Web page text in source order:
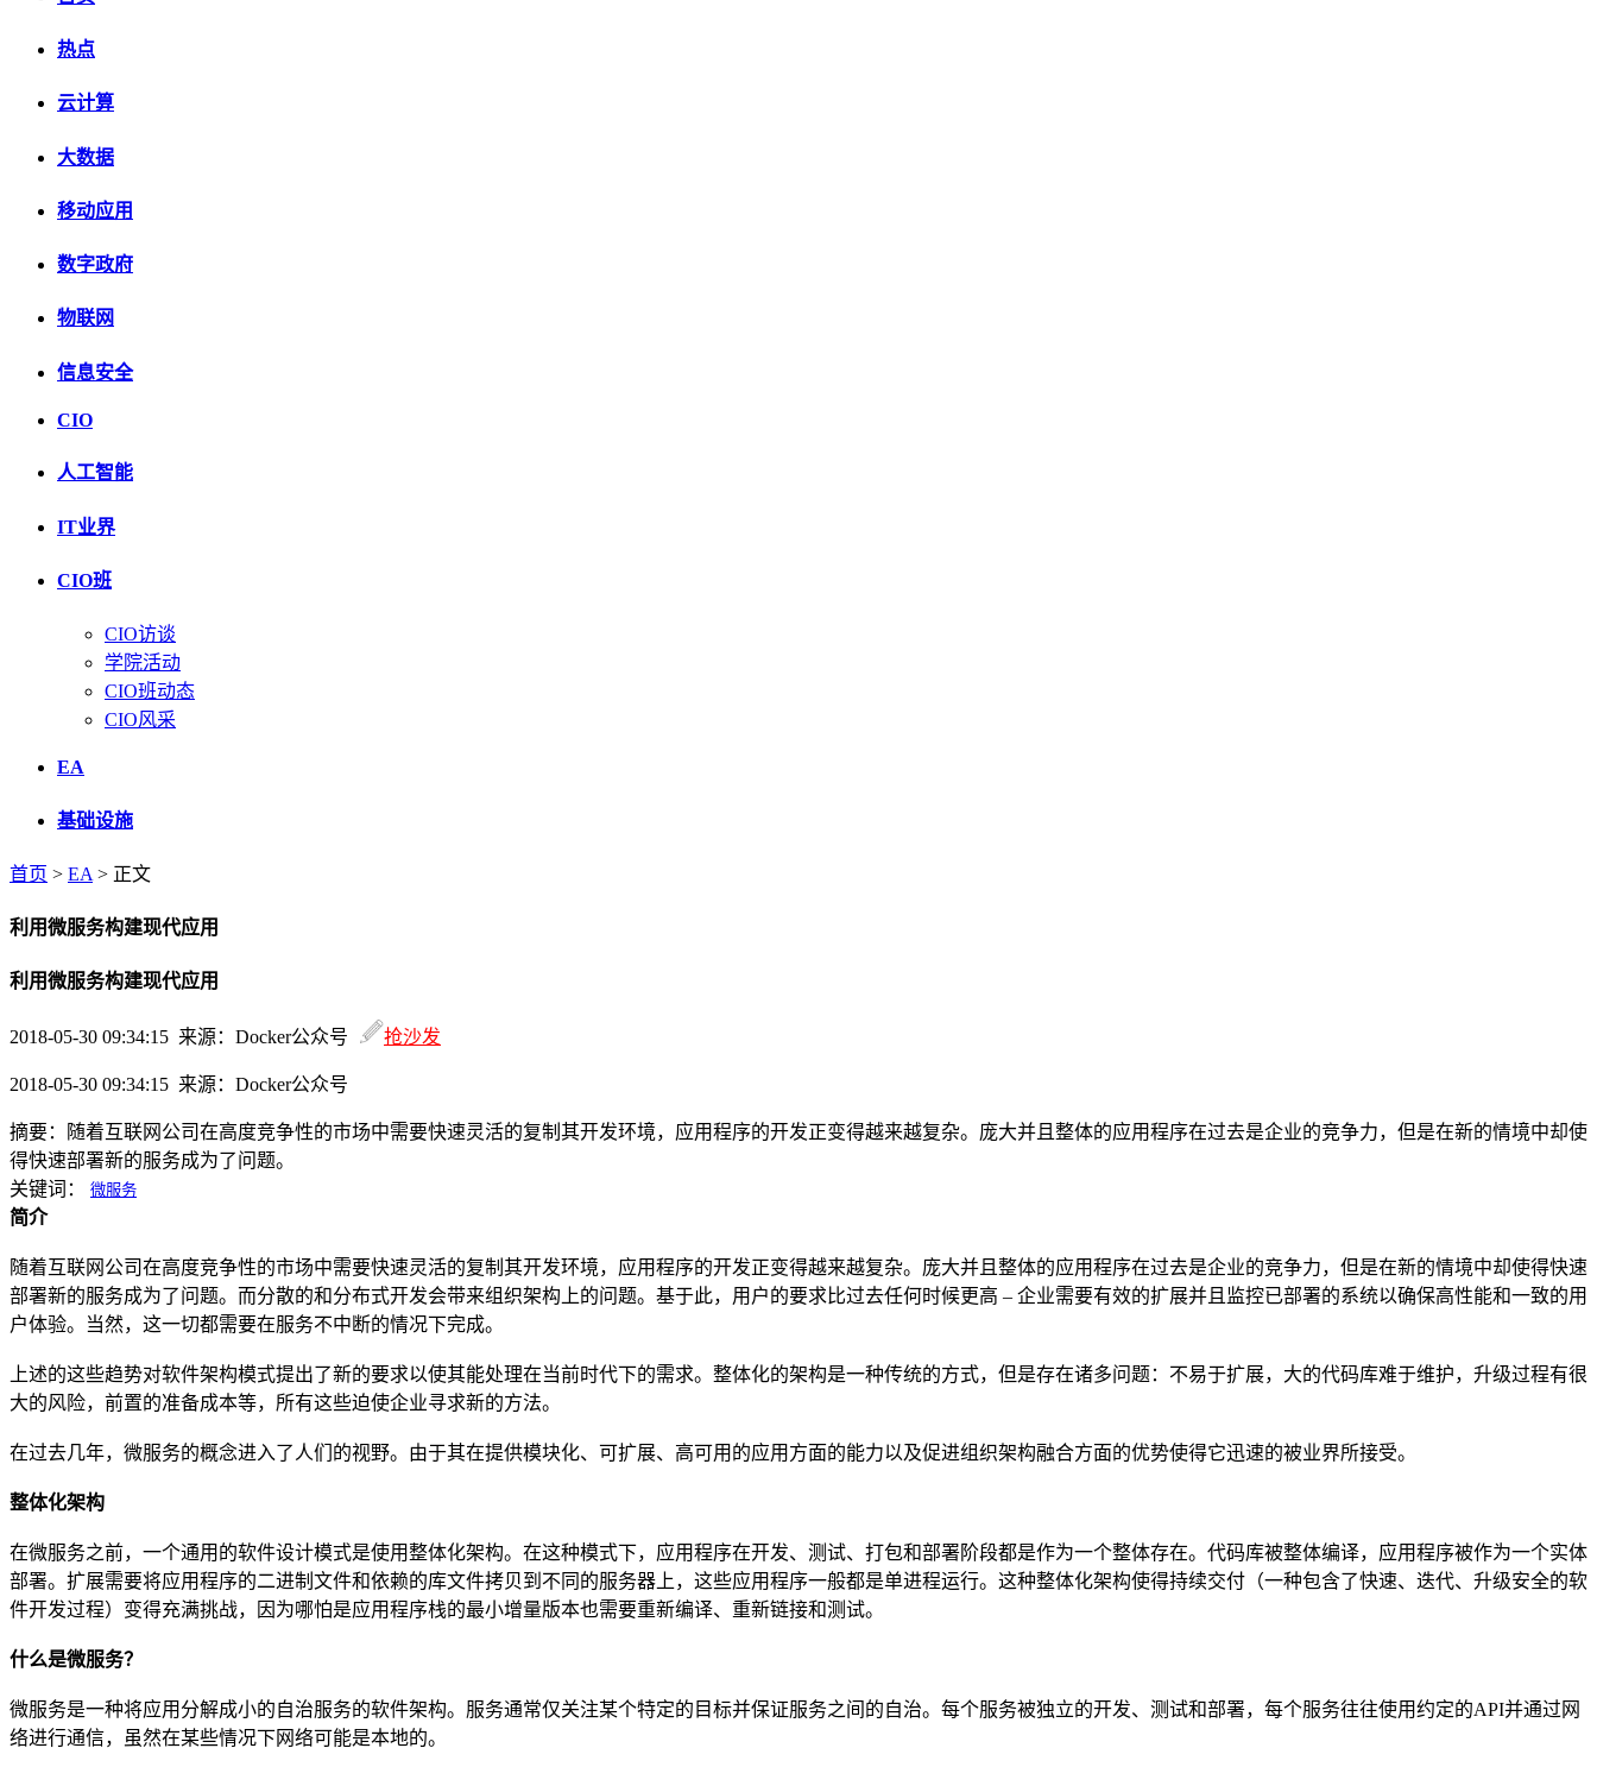
热点
云计算
大数据
移动应用
数字政府
物联网
信息安全
CIO
人工智能
IT业界
CIO班
CIO访谈
学院活动
CIO班动态
CIO风采
EA
基础设施
首页 > EA > 正文
利用微服务构建现代应用
利用微服务构建现代应用
2018-05-30 09:34:15 来源：Docker公众号 抢沙发
2018-05-30 09:34:15 来源：Docker公众号
摘要：
随着互联网公司在高度竞争性的市场中需要快速灵活的复制其开发环境，应用程序的开发正变得越来越复杂。庞大并且整体的应用程序在过去是企业的竞争力，但是在新的情境中却使
得快速部署新的服务成为了问题。
关键词：
微服务
简介
随着互联网公司在高度竞争性的市场中需要快速灵活的复制其开发环境，应用程序的开发正变得越来越复杂。庞大并且整体的应用程序在过去是企业的竞争力，但是在新的情境中却使得快速
部署新的服务成为了问题。而分散的和分布式开发会带来组织架构上的问题。基于此，用户的要求比过去任何时候更高 – 企业需要有效的扩展并且监控已部署的系统以确保高性能和一致的用
户体验。当然，这一切都需要在服务不中断的情况下完成。
上述的这些趋势对软件架构模式提出了新的要求以使其能处理在当前时代下的需求。整体化的架构是一种传统的方式，但是存在诸多问题：不易于扩展，大的代码库难于维护，升级过程有很
大的风险，前置的准备成本等，所有这些迫使企业寻求新的方法。
在过去几年，微服务的概念进入了人们的视野。由于其在提供模块化、可扩展、高可用的应用方面的能力以及促进组织架构融合方面的优势使得它迅速的被业界所接受。
整体化架构
在微服务之前，一个通用的软件设计模式是使用整体化架构。在这种模式下，应用程序在开发、测试、打包和部署阶段都是作为一个整体存在。代码库被整体编译，应用程序被作为一个实体
部署。扩展需要将应用程序的二进制文件和依赖的库文件拷贝到不同的服务器上，这些应用程序一般都是单进程运行。这种整体化架构使得持续交付（一种包含了快速、迭代、升级安全的软
件开发过程）变得充满挑战，因为哪怕是应用程序栈的最小增量版本也需要重新编译、重新链接和测试。
什么是微服务？
微服务是一种将应用分解成小的自治服务的软件架构。服务通常仅关注某个特定的目标并保证服务之间的自治。每个服务被独立的开发、测试和部署，每个服务往往使用约定的API并通过网
络进行通信，虽然在某些情况下网络可能是本地的。